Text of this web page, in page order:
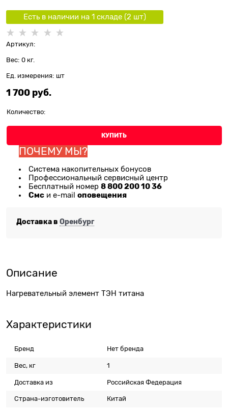
Есть в наличии на 1 складe (2 шт)
Артикул:
Вес: 0 кг.
Ед. измерения: шт
1 700 руб.
Количество:
КУПИТЬ
ПОЧЕМУ МЫ?
Система накопительных бонусов
Профессиональный сервисный центр
Бесплатный номер 8 800 200 10 36
Смс и e-mail оповещения
Доставка в Оренбург
Описание
Нагревательный элемент ТЭН титана
Характеристики
Бренд Нет бренда
Вес, кг 1
Доставка из Российская Федерация
Страна-изготовитель Китай